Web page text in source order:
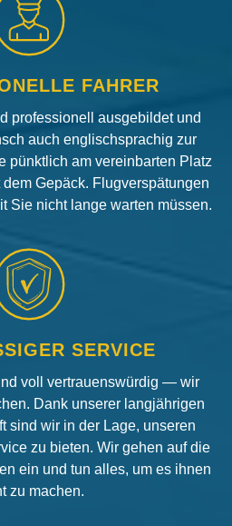
FAHRER
professionell ausgebildet und
auch englischsprachig zur
pünktlich am vereinbarten Platz
Gepäck. Flugverspätungen
Sie nicht lange warten müssen.
SERVICE
voll vertrauenswürdig — wir
Dank unserer langjährigen
sind wir in der Lage, unseren
zu bieten. Wir gehen auf die
ein und tun alles, um es ihnen
zu machen.